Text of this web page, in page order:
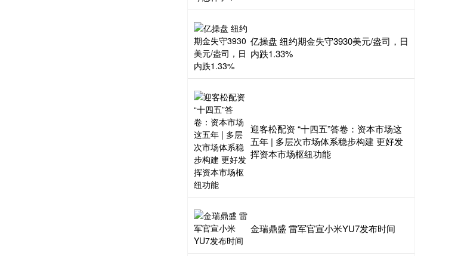
亿操盘 纽约期金失守3930美元/盎司，日
内跌1.33%
迎客松配资 “十四五”答卷：资本市场这
五年 | 多层次市场体系稳步构建 更好发
挥资本市场枢纽功能
金瑞鼎盛 雷军官宣小米YU7发布时间